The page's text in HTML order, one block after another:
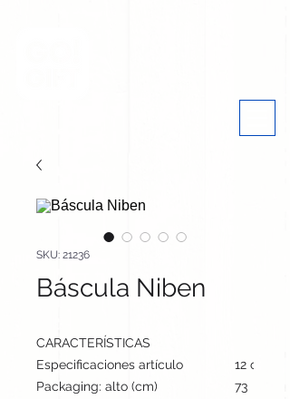
SKU: 21236
Báscula Niben
CARACTERÍSTICAS
Especificaciones artículo
12 cm /
Packaging: alto (cm)
73